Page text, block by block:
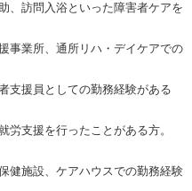
、訪問入浴といった障害者ケアを
事業所、通所リハ・デイケアでの
支援員としての勤務経験がある
労支援を行ったことがある方。
健施設、ケアハウスでの勤務経験